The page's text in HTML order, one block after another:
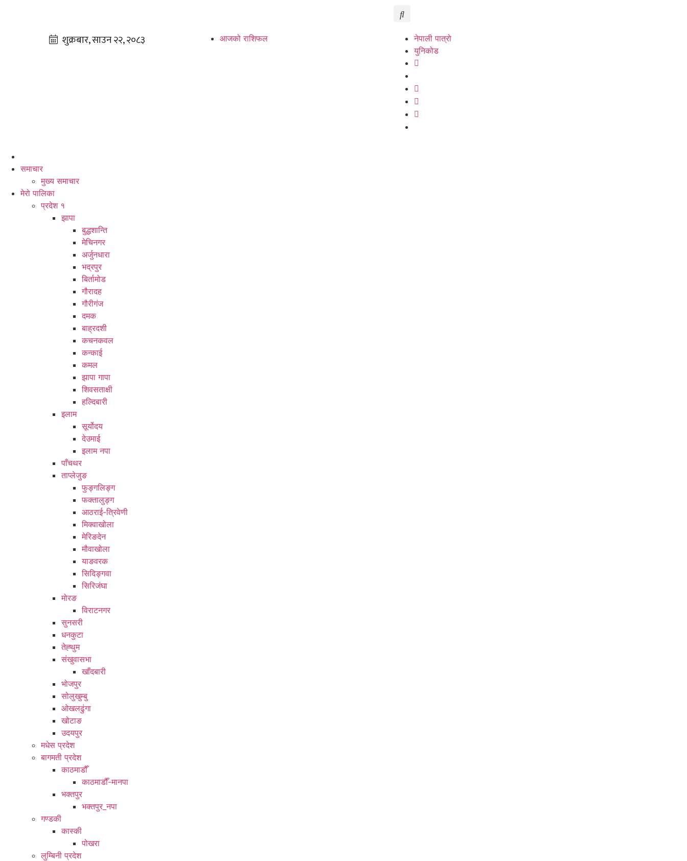
आजको राशिफल
नेपाली पात्रो
युनिकोड
समाचार
मुख्य समाचार
मेरो पालिका
प्रदेश १
झापा
बुद्धशान्ति
मेचिनगर
अर्जुनधारा
भद्रपुर
बिर्तामोड
गौरादह
गौरीगंज
दमक
बाह्रदशी
कचनकवल
कन्काई
कमल
झापा गापा
शिवसताक्षी
हल्दिबारी
इलाम
सूर्योदय
देउमाई
इलाम नपा
पाँचथर
ताप्लेजुङ
फुङ्गलिङ्ग
फक्तालुङ्ग
आठराई-त्रिवेणी
मिक्वाखोला
मेरिङदेन
मौवाखोला
याङवरक
सिदिङ्गवा
सिरिजंघा
मोरङ
विराटनगर
सुनसरी
धनकुटा
तेह्थुम
संखुवासभा
खाँदबारी
भोजपुर
सोलुखुम्बु
ओखलढुंगा
खोटाङ
उदयपुर
मधेस प्रदेश
बागमती प्रदेश
काठमाडौँ
काठमाडौँ-मानपा
भक्तपुर
भक्तपुर_नपा
गण्डकी
कास्की
पोखरा
लुम्बिनी प्रदेश